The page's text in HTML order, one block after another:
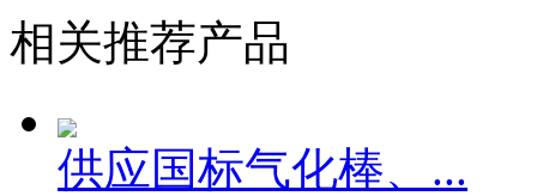
相关推荐产品
供应国标气化棒、...